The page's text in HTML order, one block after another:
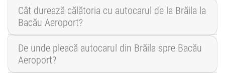
Cât durează călătoria cu autocarul de la Brăila la
Bacău Aeroport?
De unde pleacă autocarul din Brăila spre Bacău
Aeroport?